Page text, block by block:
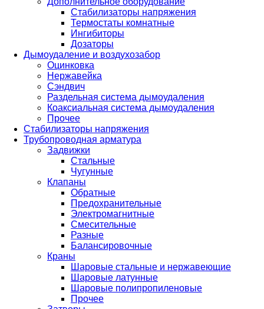
Стабилизаторы напряжения
Термостаты комнатные
Ингибиторы
Дозаторы
Дымоудаление и воздухозабор
Оцинковка
Нержавейка
Сэндвич
Раздельная система дымоудаления
Коаксиальная система дымоудаления
Прочее
Стабилизаторы напряжения
Трубопроводная арматура
Задвижки
Стальные
Чугунные
Клапаны
Обратные
Предохранительные
Электромагнитные
Смесительные
Разные
Балансировочные
Краны
Шаровые стальные и нержавеющие
Шаровые латунные
Шаровые полипропиленовые
Прочее